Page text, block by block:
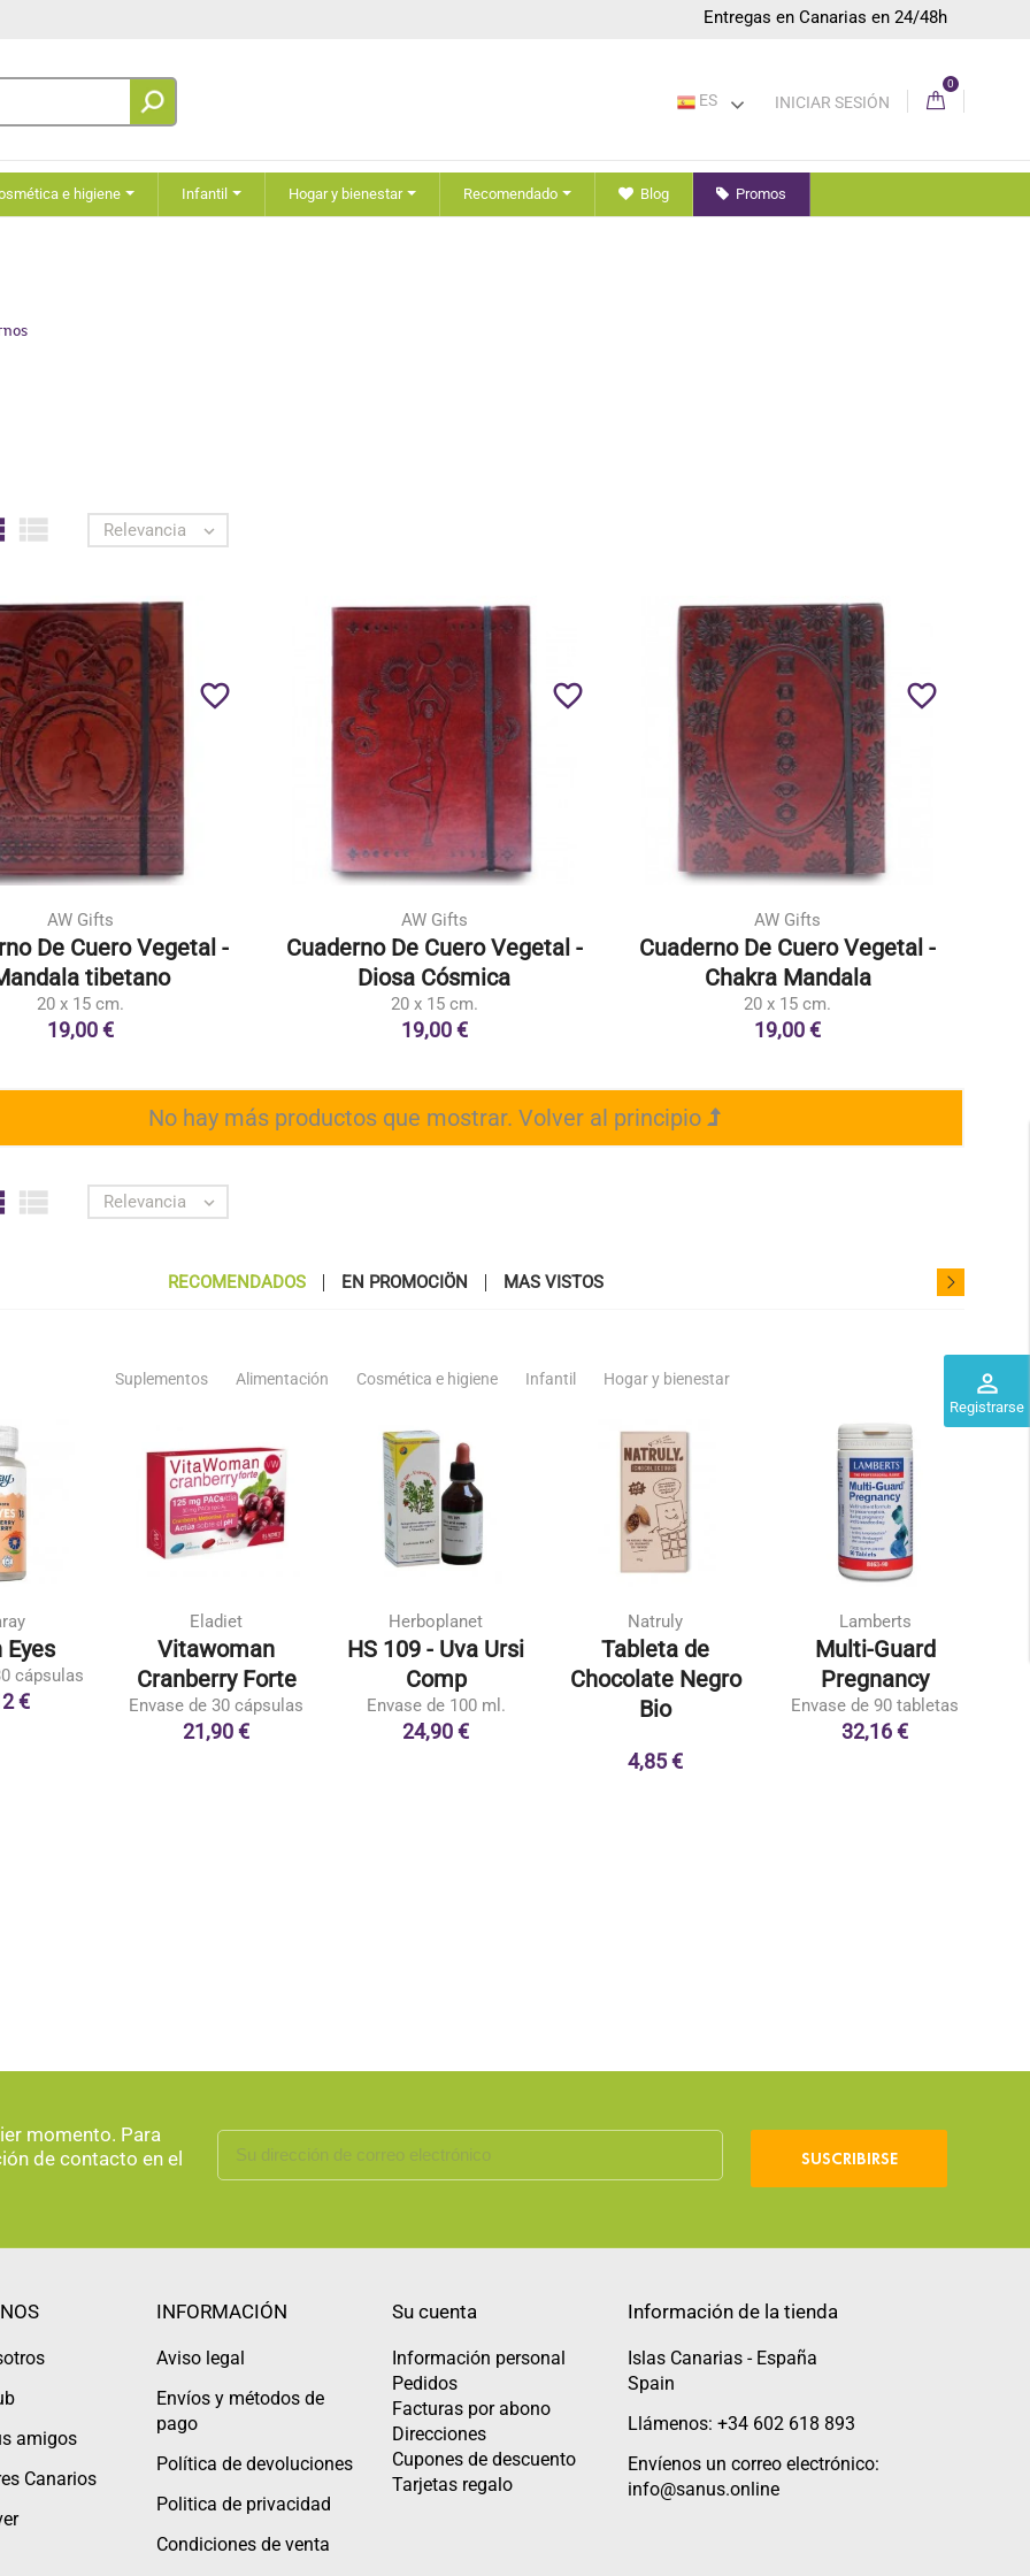
Entregas en Canarias en 24/48h
ES INICIAR SESIÓN
0
perm_identity
Registrarse
e higiene Infantil Hogar y bienestar Recomendado Blog Promos
 Relevancia 
AW Gifts
De Cuero Vegetal -
tibetano
20 x 15 cm.
19,00 €
favorite_border
AW Gifts
Cuaderno De Cuero Vegetal -
Diosa Cósmica
20 x 15 cm.
19,00 €
favorite_border
AW Gifts
Cuaderno De Cuero Vegetal -
Chakra Mandala
20 x 15 cm.
19,00 €
favorite_border
No hay más productos que mostrar.Volver al principio
 Relevancia 
RECOMENDADOS EN PROMOCIÖN MAS VISTOS
Suplementos Alimentación Cosmética e higiene Infantil Hogar y bienestar
Eyes
cápsulas
€
Eladiet
Vitawoman
Cranberry Forte
Envase de 30 cápsulas
21,90 €
Herboplanet
HS 109 - Uva Ursi
Comp
Envase de 100 ml.
24,90 €
Natruly
Tableta de
Chocolate Negro
Bio
4,85 €
Lamberts
Multi-Guard
Pregnancy
Envase de 90 tabletas
32,16 €
favorite_border
momento. Para
de contacto en el
SUSCRIBIRSE
amigos
Canarios
INFORMACIÓN
Aviso legal
Envíos y métodos de
pago
Política de devoluciones
Politica de privacidad
Condiciones de venta
Su cuenta
Información personal
Pedidos
Facturas por abono
Direcciones
Cupones de descuento
Tarjetas regalo
Información de la tienda
Islas Canarias - España
Spain
Llámenos: +34 602 618 893
Envíenos un correo electrónico:
info@sanus.online